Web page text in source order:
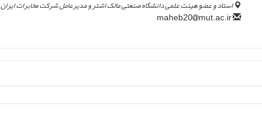
استاد و عضو هیئت علمی دانشگاه صنعتی مالک اشتر و مدیرعامل شرکت مخابرات ایران
mut.ac.ir